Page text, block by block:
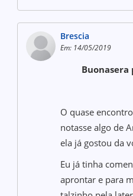
Brescia
Em: 14/05/2019
Buonasera
O quase
notasse algo de
ela já gostou da
Eu já tinha
aprontar e para